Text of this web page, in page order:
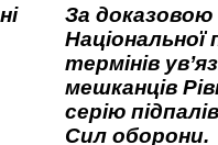
За
Національної
термінів
мешканців
серію
Сил оборони.